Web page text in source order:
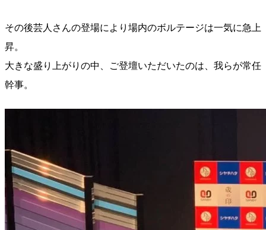
その後芸人さんの登場により場内のボルテージは一気に急上
昇。
大きな盛り上がりの中、ご登壇いただいたのは、我らが常任
幹事。